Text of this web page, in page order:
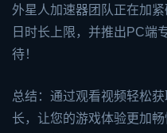
外星人加速器团队正在加
日时长上限，并推出PC端
待！
总结：通过观看视频轻松
长，让您的游戏体验更加